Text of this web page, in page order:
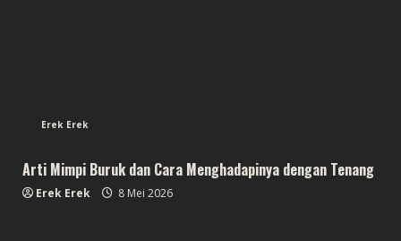
Erek Erek
Arti Mimpi Buruk dan Cara Menghadapinya dengan Tenang
Erek Erek 8 Mei 2026